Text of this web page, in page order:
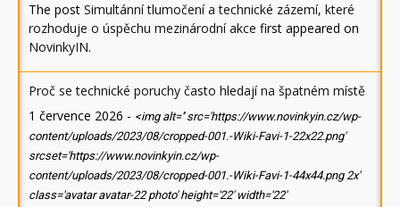
The post Simultánní tlumočení a technické zázemí, které
rozhoduje o úspěchu mezinárodní akce first appeared on
NovinkyIN.
Proč se technické poruchy často hledají na špatném místě
1 července 2026 - <img alt='' src='https://www.novinkyin.cz/wp-
content/uploads/2023/08/cropped-001.-Wiki-Favi-1-22x22.png'
srcset='https://www.novinkyin.cz/wp-
content/uploads/2023/08/cropped-001.-Wiki-Favi-1-44x44.png 2x'
class='avatar avatar-22 photo' height='22' width='22'